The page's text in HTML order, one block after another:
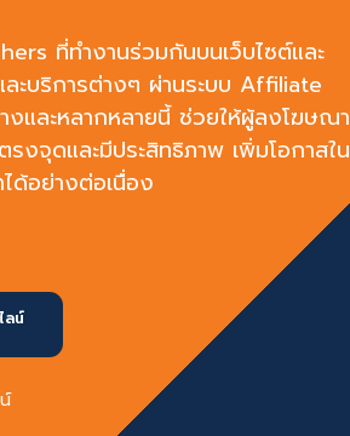
ที่ทำงานร่วมกันบนเว็บไซต์และ
ะบริการต่างๆ ผ่านระบบ Affiliate
และหลากหลายนี้ ช่วยให้ผู้ลงโฆษณา
รงจุดและมีประสิทธิภาพ เพิ่มโอกาสใน
ด้อย่างต่อเนื่อง
ลน์